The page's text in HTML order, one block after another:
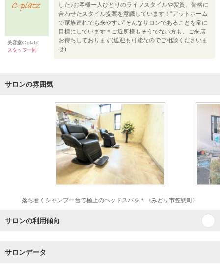
美容室C-platz
スタッフ一同
した♪お客様一人ひとりのライフスタイルや髪質、骨格に
合わせたスタイル提案を意識しています！“アットホーム
で家族連れでも来やすい”そんなサロンであることを常に
目標にしています＊ご近所様もそうでない方も、ご来店
お待ちしております(送迎も可能なのでご相談くださいま
せ)
サロンの雰囲気
落ち着くシャンプー台で極上のヘッドスパを＊〈みどり市笠懸町〉
サロンの利用傾向
サロンデータ